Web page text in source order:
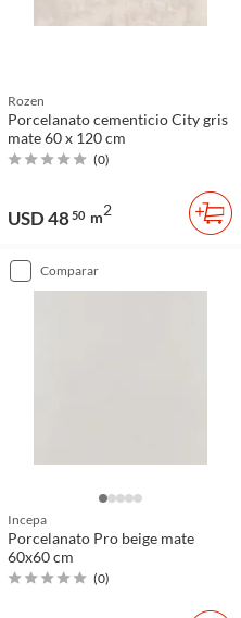
Rozen
Porcelanato cementicio City gris
mate 60 x 120 cm
(0)
USD 48 50 m2
comparar
Incepa
Porcelanato Pro beige mate
60x60 cm
(0)